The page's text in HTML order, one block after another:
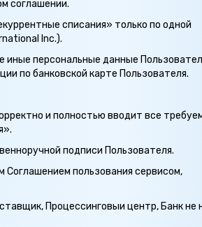
соглашении.
списания» только по одной
Inc.).
иные персональные данные
по банковской карте Пользователя.
и полностью вводит все
подписи Пользователя.
пользования сервисом,
Процессинговыи центр, Банк не